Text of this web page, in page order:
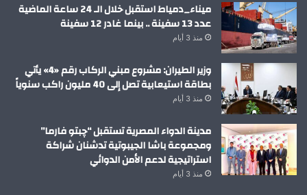
ميناء_دمياط استقبل خلال الـ 24 ساعة الماضية
عدد 13 سفينة .. بينما غادر 12 سفينة
منذ 3 أيام
وزير الطيران: مشروع مبني الركاب رقم «4» يأتي
بطاقة استيعابية تصل إلى 40 مليون راكب سنوياً
منذ 3 أيام
مدينة الدواء المصرية تستقبل “چبتو فارما”
ومجموعة باشا الجيبوتية تدشنان شراكة
استراتيجية لدعم الأمن الدوائي
منذ 3 أيام